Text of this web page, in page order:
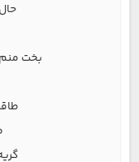
بخت منم